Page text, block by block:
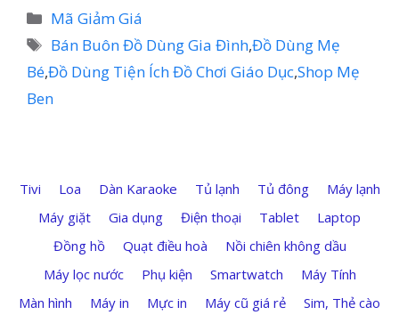
Danh
mục
Mã Giảm Giá
Thẻ
Bán Buôn Đồ Dùng Gia Đình,Đồ Dùng Mẹ
Bé,Đồ Dùng Tiện Ích Đồ Chơi Giáo Dục,Shop Mẹ
Ben
Tivi Loa Dàn Karaoke Tủ lạnh Tủ đông
Máy lạnh
Máy giặt
Gia dụng Điện thoại Tablet
Laptop
Đồng hồ
Quạt điều hoà
Nồi chiên không dầu
Máy lọc nước
Phụ kiện Smartwatch
Máy Tính
Màn hình
Máy in Mực in Máy cũ giá rẻ
Sim, Thẻ cào